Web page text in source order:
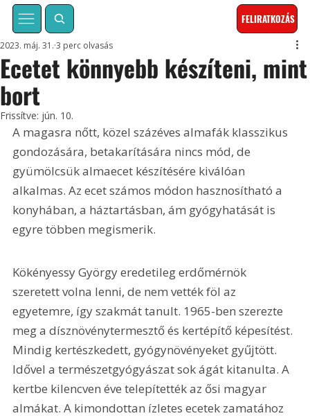
FELIRATKOZÁS
Ecetet könnyebb készíteni, mint
bort
2023. máj. 31. 3 perc olvasás
Frissítve: jún. 10.
A magasra nőtt, közel százéves almafák klasszikus
gondozására, betakarítására nincs mód, de
gyümölcsük almaecet készítésére kiválóan
alkalmas. Az ecet számos módon hasznosítható a
konyhában, a háztartásban, ám gyógyhatását is
egyre többen megismerik.
Kökényessy György eredetileg erdőmérnök
szeretett volna lenni, de nem vették föl az
egyetemre, így szakmát tanult. 1965-ben szerezte
meg a dísznövénytermesztő és kertépítő képesítést.
Mindig kertészkedett, gyógynövényeket gyűjtött.
Idővel a természetgyógyászat sok ágát kitanulta. A
kertbe kilencven éve telepítették az ősi magyar
almákat. A kimondottan ízletes ecetek zamatához